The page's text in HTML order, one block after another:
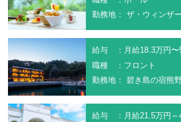
給与 ：月給18.3万円〜
職種 ：フロント
勤務地： 碧き島の宿熊
給与 ：月給21.5万円～